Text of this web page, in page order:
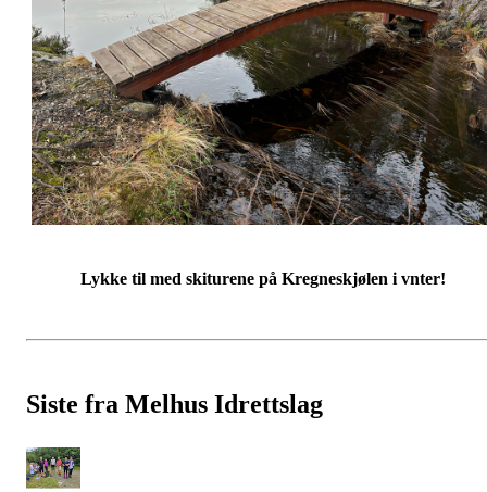
Lykke til med skiturene på Kregneskjølen i vnter!
Siste fra Melhus Idrettslag